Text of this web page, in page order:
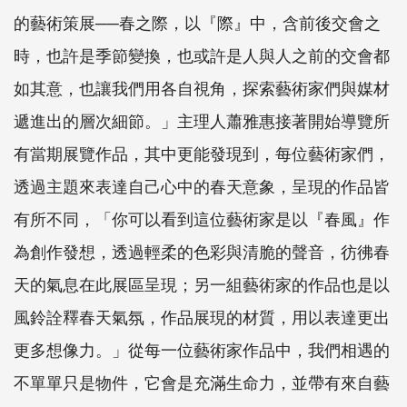
的藝術策展──春之際，以『際』中，含前後交會之
時，也許是季節變換，也或許是人與人之前的交會都
如其意，也讓我們用各自視角，探索藝術家們與媒材
遞進出的層次細節。」主理人蕭雅惠接著開始導覽所
有當期展覽作品，其中更能發現到，每位藝術家們，
透過主題來表達自己心中的春天意象，呈現的作品皆
有所不同，「你可以看到這位藝術家是以『春風』作
為創作發想，透過輕柔的色彩與清脆的聲音，彷彿春
天的氣息在此展區呈現；另一組藝術家的作品也是以
風鈴詮釋春天氣氛，作品展現的材質，用以表達更出
更多想像力。」從每一位藝術家作品中，我們相遇的
不單單只是物件，它會是充滿生命力，並帶有來自藝